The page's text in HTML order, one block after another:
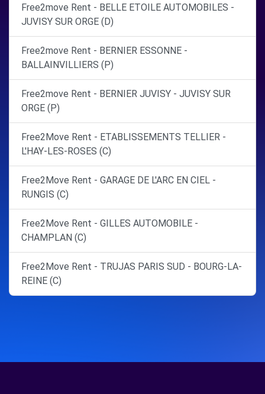
Free2move Rent - BELLE ETOILE AUTOMOBILES -
JUVISY SUR ORGE (D)
Free2move Rent - BERNIER ESSONNE -
BALLAINVILLIERS (P)
Free2move Rent - BERNIER JUVISY - JUVISY SUR
ORGE (P)
Free2Move Rent - ETABLISSEMENTS TELLIER -
L'HAY-LES-ROSES (C)
Free2Move Rent - GARAGE DE L'ARC EN CIEL -
RUNGIS (C)
Free2Move Rent - GILLES AUTOMOBILE -
CHAMPLAN (C)
Free2Move Rent - TRUJAS PARIS SUD - BOURG-LA-
REINE (C)